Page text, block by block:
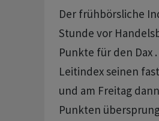
Der frühbörsliche
Stunde vor
Punkte für den Dax
Leitindex seinen
und am Freitag
Punkten